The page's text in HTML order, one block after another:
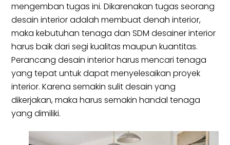
mengemban tugas ini. Dikarenakan tugas seorang
desain interior adalah membuat denah interior,
maka kebutuhan tenaga dan SDM desainer interior
harus baik dari segi kualitas maupun kuantitas.
Perancang desain interior harus mencari tenaga
yang tepat untuk dapat menyelesaikan proyek
interior. Karena semakin sulit desain yang
dikerjakan, maka harus semakin handal tenaga
yang dimiliki.